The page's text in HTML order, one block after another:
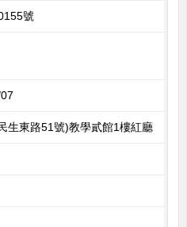
號
生東路51號)教學貳館1樓紅廳